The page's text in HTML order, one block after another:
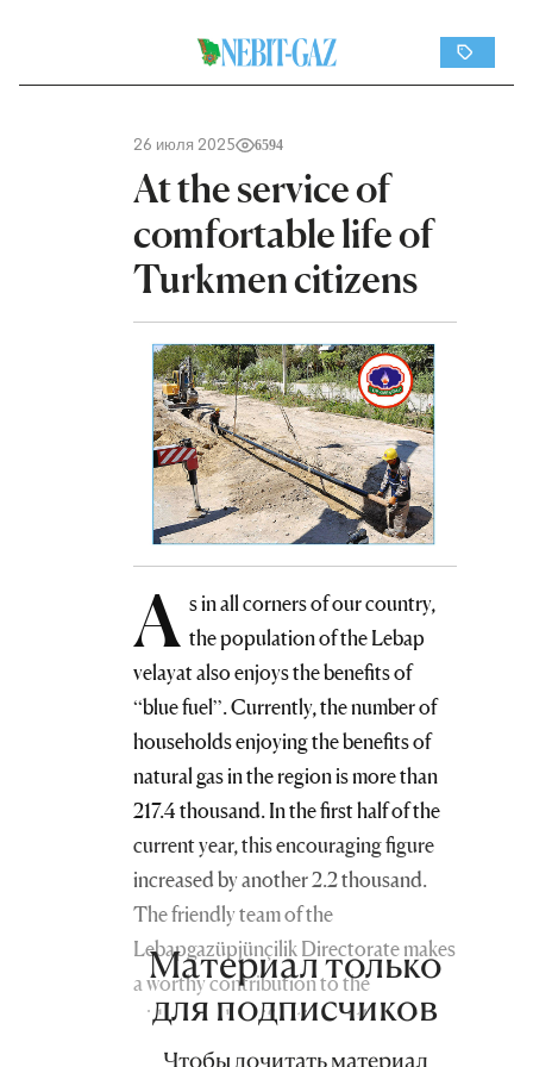
26 июля 2025 6594
At the service of
comfortable life of
Turkmen citizens
A s in all corners of our country,
the population of the Lebap
velayat also enjoys the benefits of
“blue fuel”. Currently, the number of
households enjoying the benefits of
natural gas in the region is more than
217.4 thousand. In the first half of the
current year, this encouraging figure
increased by another 2.2 thousand.
The friendly team of the
Lebapgazüpjünçilik Directorate makes
a worthy contribution to the
widespread gasification of the eastern
region of the country and to the
Материал только
для подписчиков
Чтобы дочитать материал